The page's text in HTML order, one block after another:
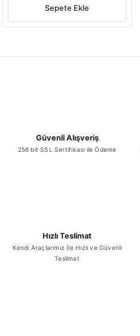
Sepete Ekle
Güvenli Alışveriş
256 bit SSL Sertifikası ile Ödeme
Hızlı Teslimat
Kendi Araçlarımız İle Hızlı ve Güvenli
Teslimat